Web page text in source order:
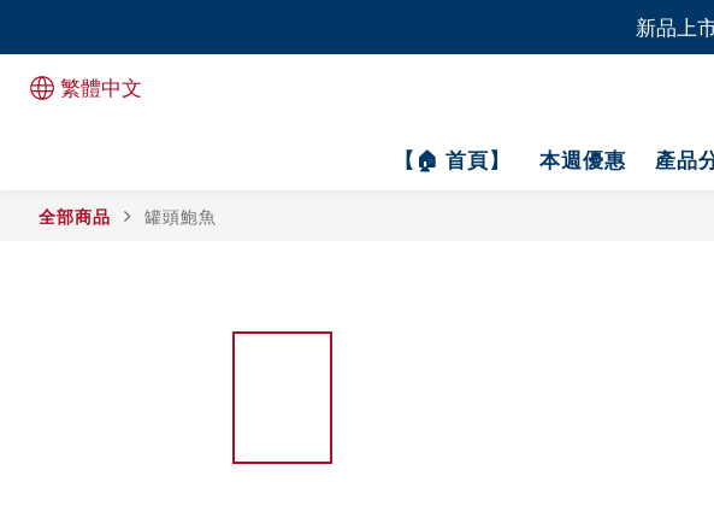
全港11間門市自取無門
新品上
繁體中文
【🏠 首頁】 本週優惠 產品
全部商品 罐頭鮑魚